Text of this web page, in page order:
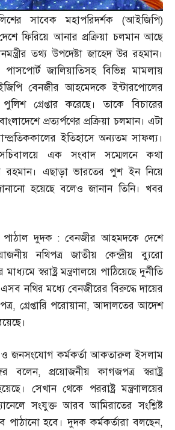
সাবেক মহাপরিদর্শক (আইজিপি)
ফিরিয়ে আনার প্রক্রিয়া চলমান আছে
তথ্য উপদেষ্টা জাহেদ উর রহমান।
পাসপোর্ট জালিয়াতিসহ বিভিন্ন মামলায়
বেনজীর আহমেদকে ইন্টারপোলের
গ্রেপ্তার করেছে। তাকে বিচারের
প্রত্যর্পণের প্রক্রিয়া চলমান। এটা
ইতিহাসে অন্যতম সাফল্য।
এক সংবাদ সম্মেলনে কথা
রহমান। এছাড়া ভারতের পুশ ইন নিয়ে
হয়েছে বলেও জানান তিনি। খবর
পাঠাল দুদক :বেনজীর আহমদকে দেশে
নথিপত্র জাতীয় কেন্দ্রীয় ব্যুরো
স্বরাষ্ট্র মন্ত্রণালয়ে পাঠিয়েছে দুর্নীতি
এসব নথির মধ্যে বেনজীরের বিরুদ্ধে দায়ের
, গ্রেপ্তারি পরোয়ানা,আদালতের আদেশ
জনসংযোগ কর্মকর্তা আকতারুল ইসলাম
বলেন,প্রয়োজনীয় কাগজপত্র স্বরাষ্ট্র
সেখান থেকে পররাষ্ট্র মন্ত্রণালয়ের
সংযুক্ত আরব আমিরাতের সংশ্লিষ্ট
পাঠানো হবে। দুদক কর্মকর্তারা বলছেন,